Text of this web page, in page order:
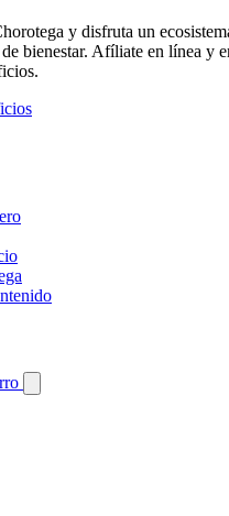
y disfruta un
bienestar. Afíliate en línea y